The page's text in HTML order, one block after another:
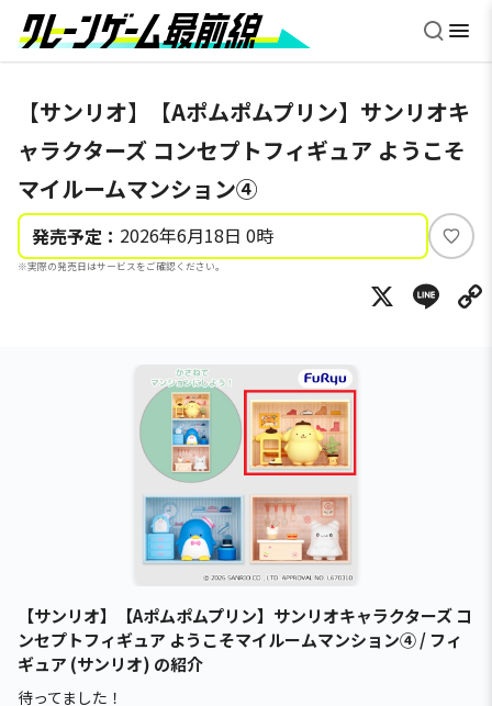
【サンリオ】【Aポムポムプリン】サンリオキ
ャラクターズ コンセプトフィギュア ようこそ
マイルームマンション④
発売予定： 2026年6月18日 0時
※実際の発売日はサービスをご確認ください。
い
ね
X
【サンリオ】【Aポムポムプリン】サンリオキャラクターズ コ
ンセプトフィギュア ようこそマイルームマンション④ / フィ
ギュア (サンリオ) の紹介
待ってました！